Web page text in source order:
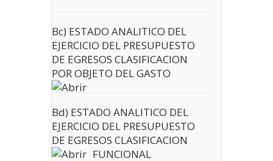
Bc) ESTADO ANALITICO DEL
EJERCICIO DEL PRESUPUESTO
DE EGRESOS CLASIFICACION
POR OBJETO DEL GASTO
Bd) ESTADO ANALITICO DEL
EJERCICIO DEL PRESUPUESTO
DE EGRESOS CLASIFICACION
FUNCIONAL